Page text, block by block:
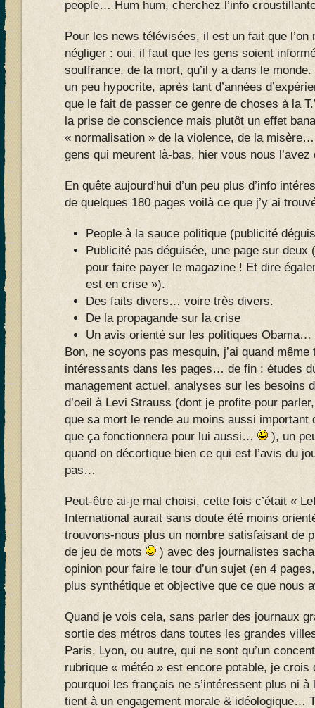
people… Hum hum, cherchez l’info
Pour les news télévisées, il est un fait que l’on
négliger : oui, il faut que les gens soient
souffrance, de la mort, qu’il y a dans le
un peu hypocrite, après tant d’années
que le fait de passer ce genre de choses à la
la prise de conscience mais plutôt un effet
« normalisation » de la violence, de la
gens qui meurent là-bas, hier vous nous
En quête aujourd’hui d’un peu plus d’info
de quelques 180 pages voilà ce que j’y ai
People à la sauce politique (publicité
Publicité pas déguisée, une page sur deux
pour faire payer le magazine ! Et dire
est en crise »).
Des faits divers… voire très divers.
De la propagande sur la crise
Un avis orienté sur les politiques Obama…
Bon, ne soyons pas mesquin, j’ai quand
intéressants dans les pages… de fin : études
management actuel, analyses sur les besoins
d’oeil à Levi Strauss (dont je profite pour
que sa mort le rende au moins aussi
que ça fonctionnera pour lui aussi…
), un
quand on décortique bien ce qui est l’avis du
pas…
Peut-être ai-je mal choisi, cette fois c’était «
International aurait sans doute été moins
trouvons-nous plus un nombre satisfaisant de
de jeu de mots
) avec des journalistes
opinion pour faire le tour d’un sujet (en 4
plus synthétique et objective que ce que nous
Quand je vois cela, sans parler des journaux
sortie des métros dans toutes les grandes
Paris, Lyon, ou autre, qui ne sont qu’un
rubrique « météo » est encore potable, je crois
pourquoi les français ne s’intéressent plus ni
tient à un engagement morale & idéologique…